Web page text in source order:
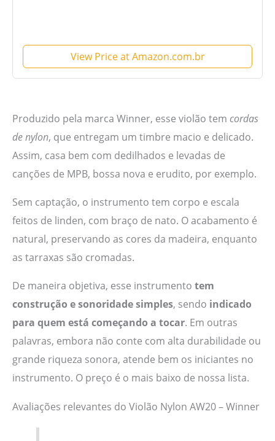
View Price at Amazon.com.br
Produzido pela marca Winner, esse violão tem cordas
de nylon, que entregam um timbre macio e delicado.
Assim, casa bem com dedilhados e levadas de
canções de MPB, bossa nova e erudito, por exemplo.
Sem captação, o instrumento tem corpo e escala
feitos de linden, com braço de nato. O acabamento é
natural, preservando as cores da madeira, enquanto
as tarraxas são cromadas.
De maneira objetiva, esse instrumento tem
construção e sonoridade simples, sendo indicado
para quem está começando a tocar. Em outras
palavras, embora não conte com alta durabilidade ou
grande riqueza sonora, atende bem os iniciantes no
instrumento. O preço é o mais baixo de nossa lista.
Avaliações relevantes do Violão Nylon AW20 – Winner